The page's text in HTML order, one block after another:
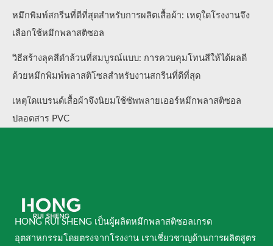
หมึกพิมพ์สกรีนที่ดีที่สุดสำหรับการผลิตเสื้อผ้า: เหตุใดโรงงานจึง
เลือกใช้หมึกพลาสติซอล
วิธีสร้างลุคสีดำล้วนที่สมบูรณ์แบบ: การควบคุมโทนสีให้ได้ผลดี
ด้วยหมึกพิมพ์พลาสติโซลสำหรับงานสกรีนที่ดีที่สุด
เหตุใดแบรนด์เสื้อผ้าจึงนิยมใช้ซัพพลายเออร์หมึกพลาสติซอล
ปลอดสาร PVC
HONG RUI SHENG เป็นผู้ผลิตหมึกพลาสติซอลเกรด
อุตสาหกรรมโดยตรงจากโรงงาน เราเชี่ยวชาญด้านการผลิตสูตร